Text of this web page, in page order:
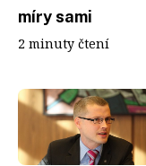
míry sami
2 minuty čtení